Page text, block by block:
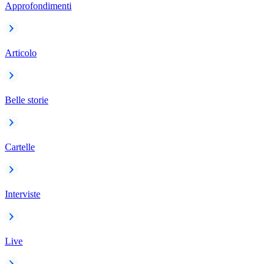
Approfondimenti
Articolo
Belle storie
Cartelle
Interviste
Live